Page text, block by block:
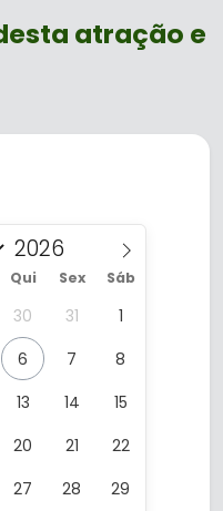
a cabine
em
atração e
Qui Sex Sáb
30 31
1
6 7
8
13 14
15
20 21
22
27 28
29